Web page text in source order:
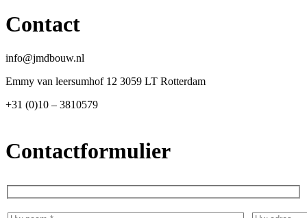
Contact
info@jmdbouw.nl
Emmy van leersumhof 12 3059 LT Rotterdam
+31 (0)10 – 3810579
Contactformulier